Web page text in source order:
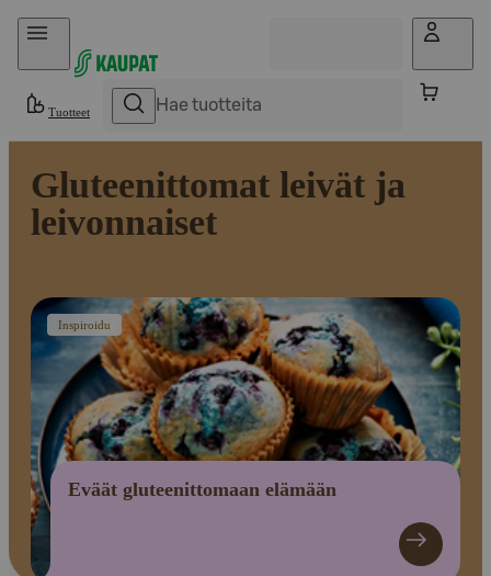
Hyppää sisältöön
Tuotteet
Gluteenittomat leivät ja
leivonnaiset
Inspiroidu
Eväät gluteenittomaan elämään